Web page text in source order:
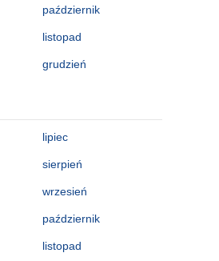
październik
listopad
grudzień
lipiec
sierpień
wrzesień
październik
listopad